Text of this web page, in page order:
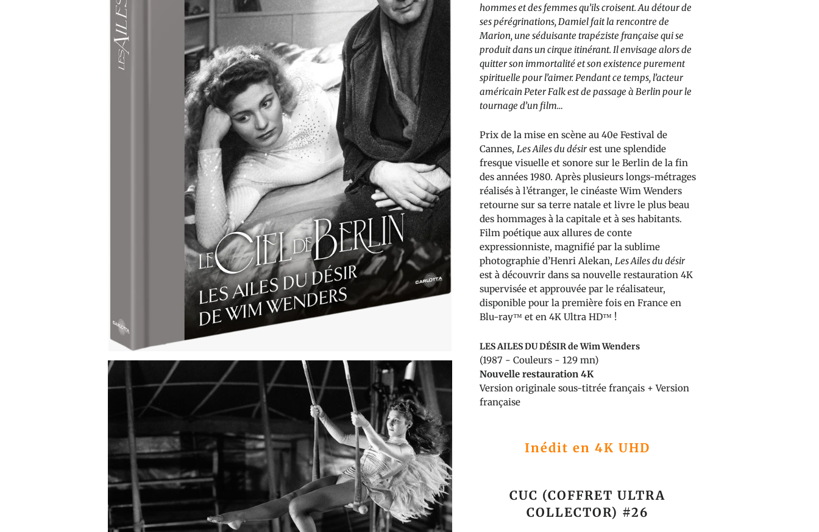
hommes et des femmes qu’ils croisent. Au détour de
ses pérégrinations, Damiel fait la rencontre de
Marion, une séduisante trapéziste française qui se
produit dans un cirque itinérant. Il envisage alors de
quitter son immortalité et son existence purement
spirituelle pour l’aimer. Pendant ce temps, l’acteur
américain Peter Falk est de passage à Berlin pour le
tournage d’un film…
Prix de la mise en scène au 40e Festival de
Cannes, Les Ailes du désirest une splendide
fresque visuelle et sonore sur le Berlin de la fin
des années 1980. Après plusieurs longs-métrages
réalisés à l’étranger, le cinéaste Wim Wenders
retourne sur sa terre natale et livre le plus beau
des hommages à la capitale et à ses habitants.
Film poétique aux allures de conte
expressionniste, magnifié par la sublime
photographie d’Henri Alekan, Les Ailes du désir
est à découvrir dans sa nouvelle restauration 4K
supervisée et approuvée par le réalisateur,
disponible pour la première fois en France en
Blu-ray™ et en 4K Ultra HD™ !
LES AILES DU DÉSIR de Wim Wenders
(1987 - Couleurs - 129 mn)
Nouvelle restauration 4K
Version originale sous-titrée français + Version
française
Inédit en4K UHD
CUC (COFFRET ULTRA
COLLECTOR) #26